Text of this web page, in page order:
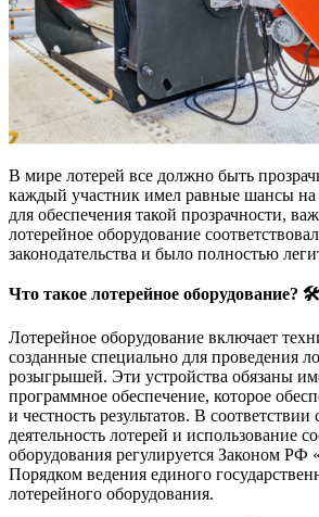
В мире лотерей все должно быть
каждый участник имел равные шансы
для обеспечения такой прозрачности,
лотерейное оборудование
законодательства и было полностью
Что такое лотерейное оборудование? 🛠
Лотерейное оборудование включает
созданные специально для проведения
розыгрышей. Эти устройства обязаны
программное обеспечение, которое
и честность результатов. В соответствии
деятельность лотерей и использование
оборудования регулируется Законом РФ
Порядком ведения единого
лотерейного оборудования.